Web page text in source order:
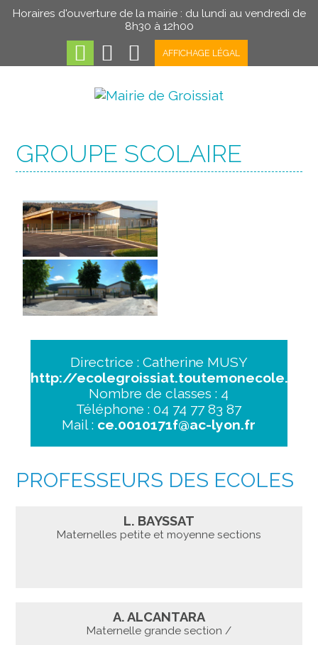
Horaires d'ouverture de la mairie : du lundi au vendredi de
8h30 à 12h00
AFFICHAGE LÉGAL
GROUPE SCOLAIRE
Directrice : Catherine MUSY
http://ecolegroissiat.toutemonecole.fr/
Nombre de classes : 4
Téléphone : 04 74 77 83 87
Mail : ce.0010171f@ac-lyon.fr
PROFESSEURS DES ECOLES
L. BAYSSAT
Maternelles petite et moyenne sections
A. ALCANTARA
Maternelle grande section /